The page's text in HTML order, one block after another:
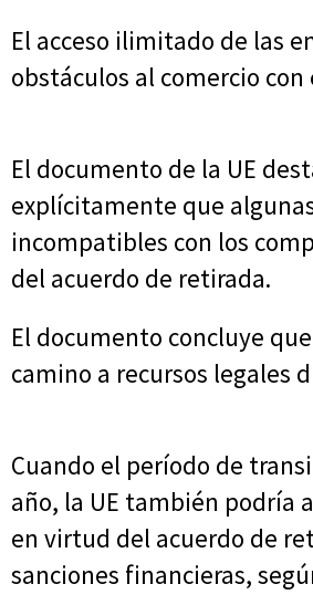
El acceso ilimitado de las
obstáculos al comercio
El documento de la UE
explícitamente que
incompatibles con los
del acuerdo de retirada.
El documento concluye
camino a recursos legales
Cuando el período de
año, la UE también podría
en virtud del acuerdo de
sanciones financieras,